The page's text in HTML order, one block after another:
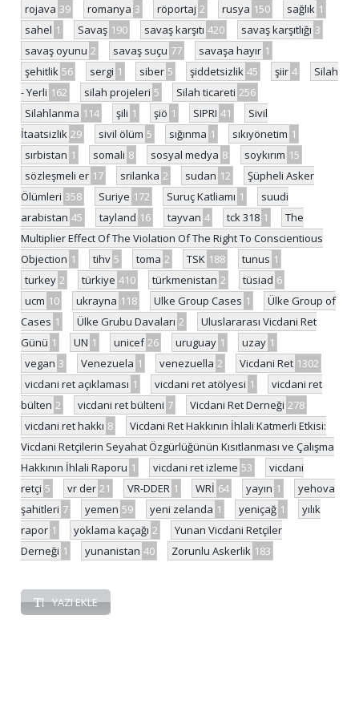
rojava 39 romanya 3 röportaj 2 rusya 150 sağlık 1
sahel 1 Savaş 190 savaş karşıtı 420 savaş karşıtlığı 3
savaş oyunu 2 savaş suçu 77 savaşa hayır 1
şehitlik 56 sergi 1 siber 5 şiddetsizlik 45 şiir 4
Silah
- Yerli 162 silah projeleri 5 Silah ticareti 256
Silahlanma 114 şili 1 şiö 1 SIPRI 41
Sivil
İtaatsizlik 29 sivil ölüm 5 sığınma 1 sıkıyönetim 1
sırbistan 1 somali 8 sosyal medya 8 soykırım 15
sözleşmeli er 17 srilanka 2 sudan 12
Şüpheli Asker
Ölümleri 358 Suriye 172 Suruç Katliamı 1
suudi
arabistan 45 tayland 16 tayvan 4 tck 318 1
The
Multiplier Effect Of The Violation Of The Right To Conscientious
Objection 1 tihv 5 toma 2 TSK 188 tunus 1
turkey 2 türkiye 410 türkmenistan 2 tüsiad 6
ucm 10 ukrayna 118 Ulke Group Cases 1
Ülke Group of
Cases 1 Ülke Grubu Davaları 2
Uluslararası Vicdani Ret
Günü 1 UN 1 unicef 26 uruguay 1 uzay 1
vegan 3 Venezuela 1 venezuella 2 Vicdani Ret 1302
vicdani ret açıklaması 1 vicdani ret atölyesi 1
vicdani ret
bülten 2 vicdani ret bülteni 7 Vicdani Ret Derneği 278
vicdani ret hakkı 8
Vicdani Ret Hakkının İhlali Katmerli Etkisi:
Vicdani Retçilerin Seyahat Özgürlüğünün Kısıtlanması ve Çalışma
Hakkının İhlali Raporu 1 vicdani ret izleme 53
vicdani
retçi 5 vr der 21 VR-DDER 1 WRİ 64 yayın 1
yehova
şahitleri 7 yemen 59 yeni zelanda 1 yeniçağ 1
yılık
rapor 1 yoklama kaçağı 2
Yunan Vicdani Retçiler
Derneği 1 yunanistan 40 Zorunlu Askerlik 183
YAZI EKLE